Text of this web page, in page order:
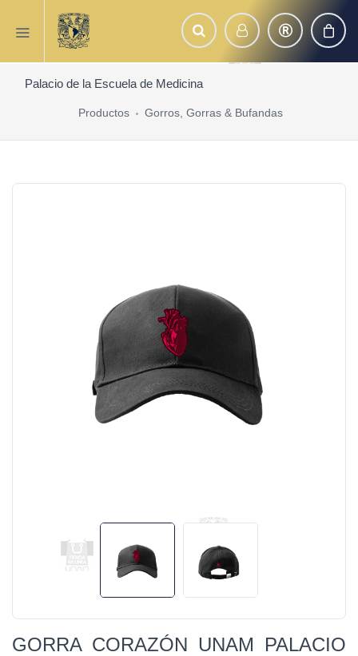
Palacio de la Escuela de Medicina
Productos Gorros, Gorras & Bufandas
GORRA CORAZÓN UNAM PALACIO